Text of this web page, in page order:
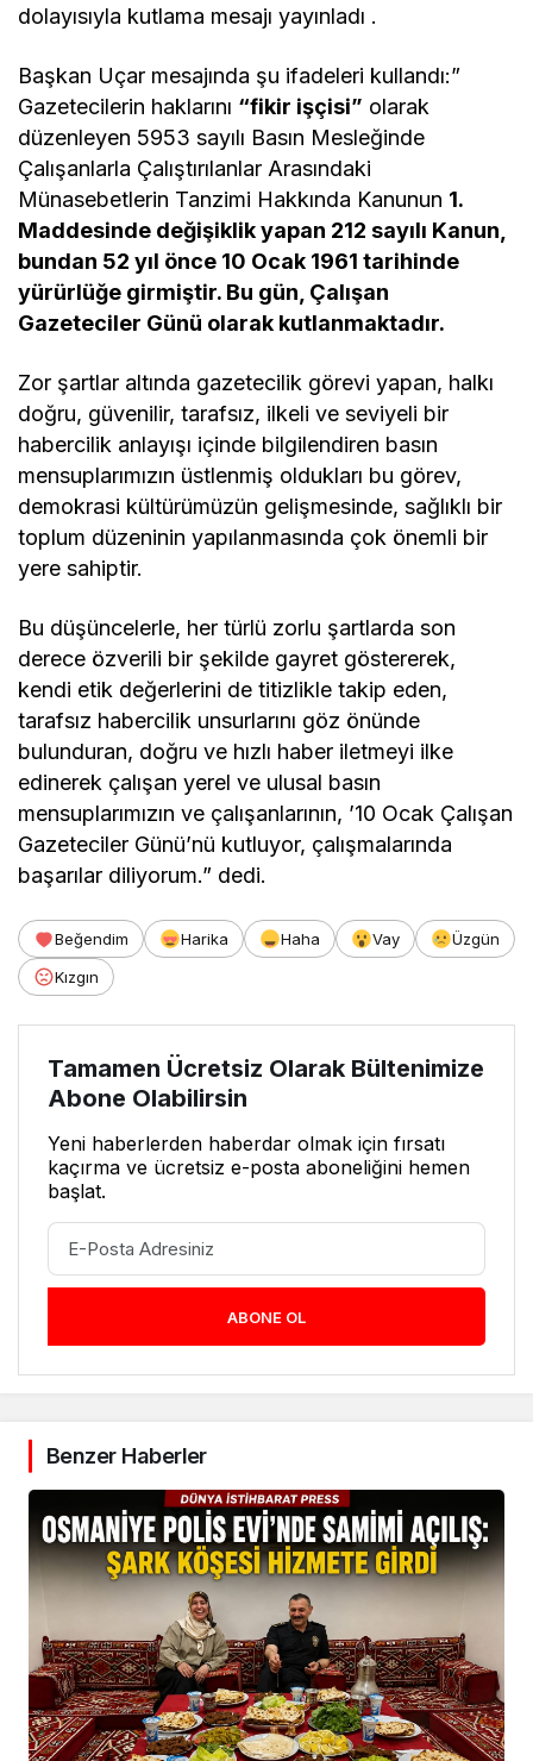
dolayısıyla kutlama mesajı yayınladı .
Başkan Uçar mesajında şu ifadeleri kullandı:”
Gazetecilerin haklarını “fikir işçisi” olarak
düzenleyen 5953 sayılı Basın Mesleğinde
Çalışanlarla Çalıştırılanlar Arasındaki
Münasebetlerin Tanzimi Hakkında Kanunun 1.
Maddesinde değişiklik yapan 212 sayılı Kanun,
bundan 52 yıl önce 10 Ocak 1961 tarihinde
yürürlüğe girmiştir. Bu gün, Çalışan
Gazeteciler Günü olarak kutlanmaktadır.
Zor şartlar altında gazetecilik görevi yapan, halkı
doğru, güvenilir, tarafsız, ilkeli ve seviyeli bir
habercilik anlayışı içinde bilgilendiren basın
mensuplarımızın üstlenmiş oldukları bu görev,
demokrasi kültürümüzün gelişmesinde, sağlıklı bir
toplum düzeninin yapılanmasında çok önemli bir
yere sahiptir.
Bu düşüncelerle, her türlü zorlu şartlarda son
derece özverili bir şekilde gayret göstererek,
kendi etik değerlerini de titizlikle takip eden,
tarafsız habercilik unsurlarını göz önünde
bulunduran, doğru ve hızlı haber iletmeyi ilke
edinerek çalışan yerel ve ulusal basın
mensuplarımızın ve çalışanlarının, ’10 Ocak Çalışan
Gazeteciler Günü’nü kutluyor, çalışmalarında
başarılar diliyorum.” dedi.
Beğendim Harika Haha Vay
Üzgün
Kızgın
Tamamen Ücretsiz Olarak Bültenimize
Abone Olabilirsin
Yeni haberlerden haberdar olmak için fırsatı
kaçırma ve ücretsiz e-posta aboneliğini hemen
başlat.
ABONE OL
Benzer Haberler